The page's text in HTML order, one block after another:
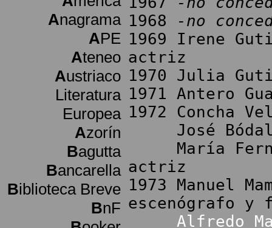
Anagrama
APE
Ateneo
Austriaco
Literatura
Europea
Azorín
Bagutta
Bancarella
Biblioteca Breve
BnF
1968
-no
1969 Irene
actriz
1970 Julia
1971 Antero
1972 Concha
José Bódalo
María
actriz
1973 Manuel
escenógrafo
Alfredo